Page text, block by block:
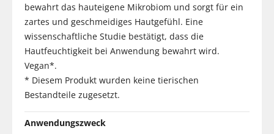
bewahrt das hauteigene Mikrobiom und sorgt für ein
zartes und geschmeidiges Hautgefühl. Eine
wissenschaftliche Studie bestätigt, dass die
Hautfeuchtigkeit bei Anwendung bewahrt wird.
Vegan*.
* Diesem Produkt wurden keine tierischen
Bestandteile zugesetzt.
Anwendungszweck